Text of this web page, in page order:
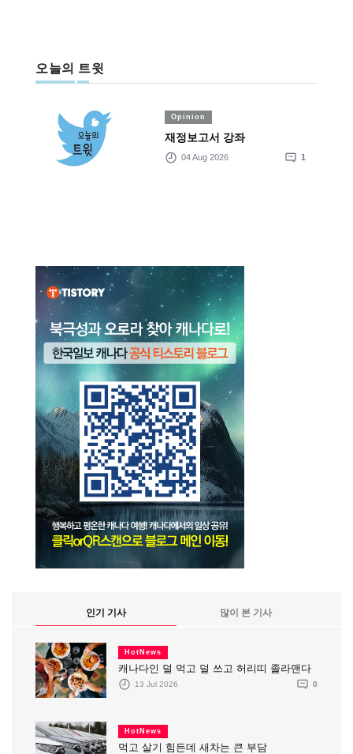
오늘의 트윗
Opinion
재정보고서 강좌
04 Aug 2026 1
인기 기사 많이 본 기사
HotNews
캐나다인 덜 먹고 덜 쓰고 허리띠 졸라맨다
13 Jul 2026 0
HotNews
먹고 살기 힘든데 새차는 큰 부담